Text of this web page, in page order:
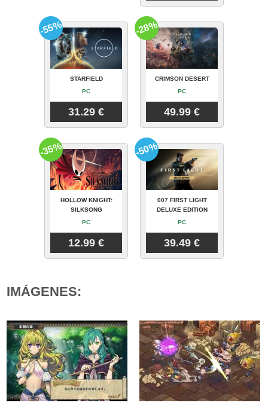
STARFIELD
PC
31.29 €
-55%
CRIMSON DESERT
PC
49.99 €
-28%
HOLLOW KNIGHT:
SILKSONG
PC
12.99 €
-35%
007 FIRST LIGHT
DELUXE EDITION
PC
39.49 €
-50%
IMÁGENES: